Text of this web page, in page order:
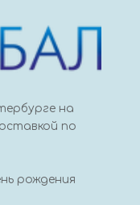
на
по
рождения